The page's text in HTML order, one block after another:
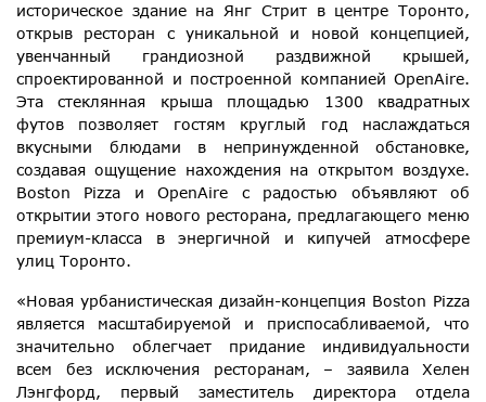
историческое здание на Янг Стрит в центре Торонто,
открыв ресторан с уникальной и новой концепцией,
увенчанный грандиозной раздвижной крышей,
спроектированной и построенной компанией OpenAire.
Эта стеклянная крыша площадью 1300 квадратных
футов позволяет гостям круглый год наслаждаться
вкусными блюдами в непринужденной обстановке,
создавая ощущение нахождения на открытом воздухе.
Boston Pizza и OpenAire с радостью объявляют об
открытии этого нового ресторана, предлагающего меню
премиум-класса в энергичной и кипучей атмосфере
улиц Торонто.
«Новая урбанистическая дизайн-концепция Boston Pizza
является масштабируемой и приспосабливаемой, что
значительно облегчает придание индивидуальности
всем без исключения ресторанам, – заявила Хелен
Лэнгфорд, первый заместитель директора отдела